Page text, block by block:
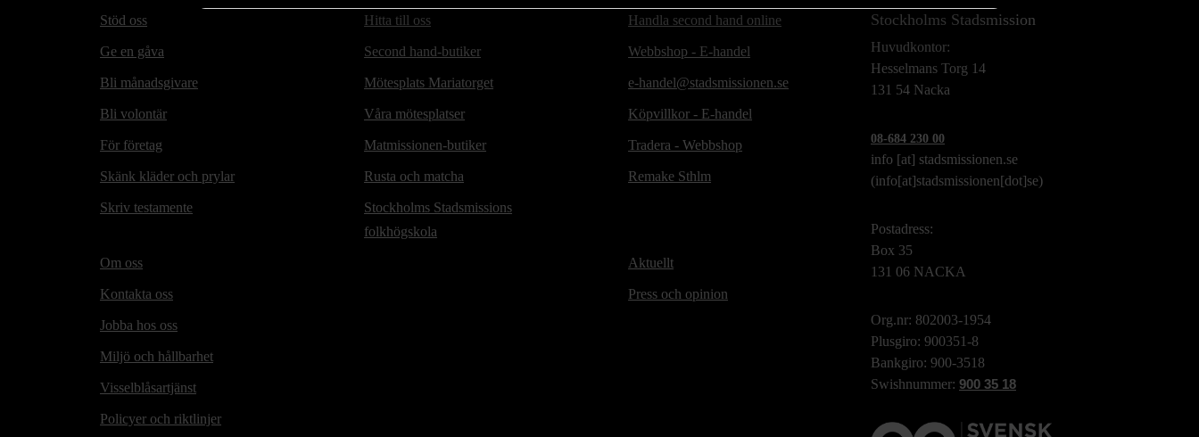
Stöd oss
Ge en gåva
Bli månadsgivare
Bli volontär
För företag
Skänk kläder och prylar
Skriv testamente
Hitta till oss
Second hand-butiker
Mötesplats Mariatorget
Våra mötesplatser
Matmissionen-butiker
Rusta och matcha
Stockholms Stadsmissions
folkhögskola
Handla second hand online
Webbshop - E-handel
e-handel@stadsmissionen.se
Köpvillkor - E-handel
Tradera - Webbshop
Remake Sthlm
Om oss
Kontakta oss
Jobba hos oss
Miljö och hållbarhet
Visselblåsartjänst
Policyer och riktlinjer
Aktuellt
Press och opinion
Stockholms Stadsmission
Huvudkontor:
Hesselmans Torg 14
131 54 Nacka
08-684 230 00
info [at] stadsmissionen.se
(info[at]stadsmissionen[dot]se)
Postadress:
Box 35
131 06 NACKA
Org.nr: 802003-1954
Plusgiro: 900351-8
Bankgiro: 900-3518
Swishnummer: 900 35 18